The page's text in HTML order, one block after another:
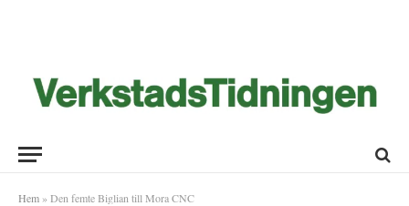
Hem » Den femte Biglian till Mora CNC